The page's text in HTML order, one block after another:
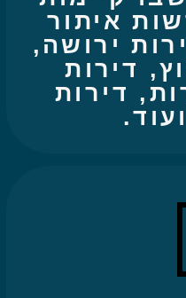
איתור
ירושה,
דירות
דירות